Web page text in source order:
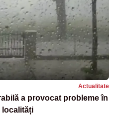
Actualitate
a provocat probleme în
localități